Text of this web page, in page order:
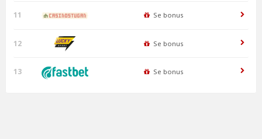
11 Se bonus
12 Se bonus
13 Se bonus